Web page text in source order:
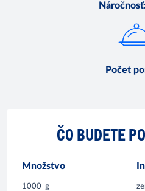
Náročnosť
Počet
ČO BUDETE
Množstvo
1000 g